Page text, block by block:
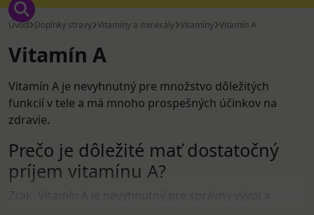
Úvod Doplnky stravy Vitamíny a minerály Vitamíny Vitamín A
Vitamín A
Vitamín A je nevyhnutný pre množstvo dôležitých
funkcií v tele a má mnoho prospešných účinkov na
zdravie.
Prečo je dôležité mať dostatočný
príjem vitamínu A?